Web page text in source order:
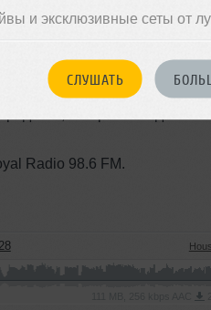
и эксклюзивные сеты от
СЛУШАТЬ
радио шоу от Heyspace
/ progressive tech house
которыми поделимся
Radio 98.6 FM.